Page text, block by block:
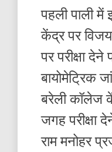
पहली पाली में
केंद्र पर
पर परीक्षा
बायोमेट्रिक
बरेली कॉलेज
जगह परीक्षा
राम मनोहर